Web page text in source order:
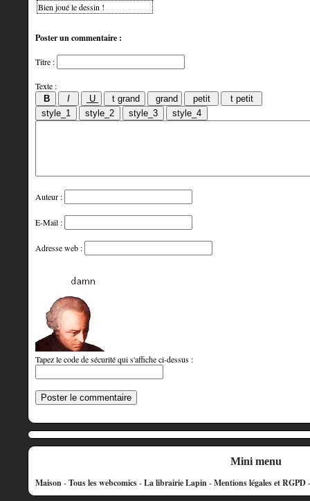
Bien joué le dessin !
Poster un commentaire :
Titre :
Texte :
Auteur :
E-Mail :
Adresse web :
Tapez le code de sécurité qui s'affiche ci-dessus :
Mini menu
Maison-Tous les webcomics-La librairie Lapin-Mentions légales et RGPD